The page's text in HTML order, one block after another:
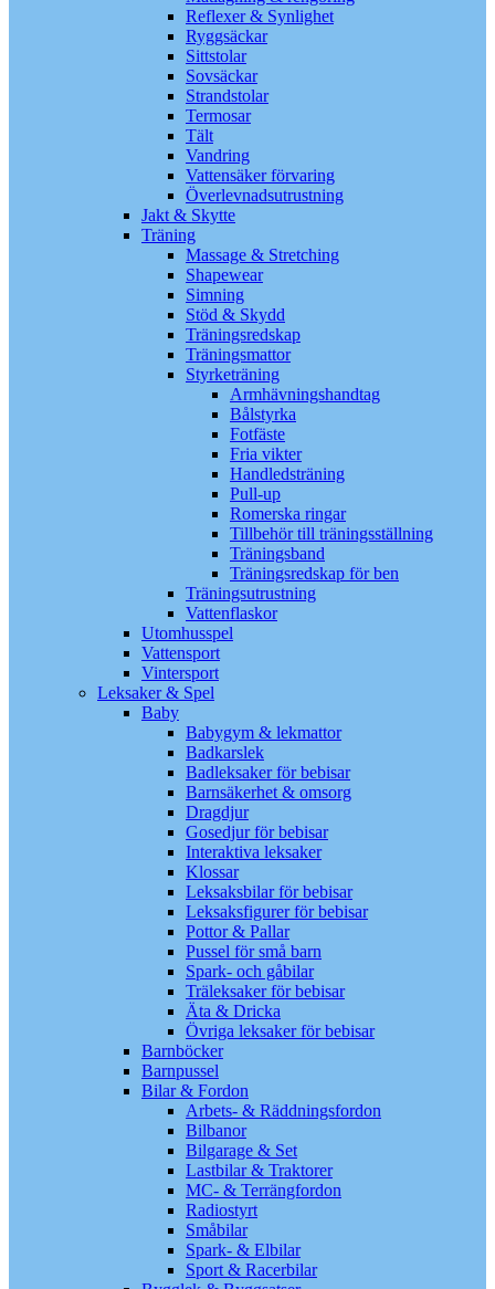
Reflexer & Synlighet
Ryggsäckar
Sittstolar
Sovsäckar
Strandstolar
Termosar
Tält
Vandring
Vattensäker förvaring
Överlevnadsutrustning
Jakt & Skytte
Träning
Massage & Stretching
Shapewear
Simning
Stöd & Skydd
Träningsredskap
Träningsmattor
Styrketräning
Armhävningshandtag
Bålstyrka
Fotfäste
Fria vikter
Handledsträning
Pull-up
Romerska ringar
Tillbehör till träningsställning
Träningsband
Träningsredskap för ben
Träningsutrustning
Vattenflaskor
Utomhusspel
Vattensport
Vintersport
Leksaker & Spel
Baby
Babygym & lekmattor
Badkarslek
Badleksaker för bebisar
Barnsäkerhet & omsorg
Dragdjur
Gosedjur för bebisar
Interaktiva leksaker
Klossar
Leksaksbilar för bebisar
Leksaksfigurer för bebisar
Pottor & Pallar
Pussel för små barn
Spark- och gåbilar
Träleksaker för bebisar
Äta & Dricka
Övriga leksaker för bebisar
Barnböcker
Barnpussel
Bilar & Fordon
Arbets- & Räddningsfordon
Bilbanor
Bilgarage & Set
Lastbilar & Traktorer
MC- & Terrängfordon
Radiostyrt
Småbilar
Spark- & Elbilar
Sport & Racerbilar